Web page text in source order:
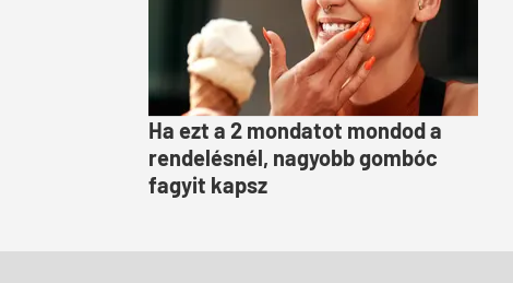
Ha ezt a 2 mondatot mondod a
rendelésnél, nagyobb gombóc
fagyit kapsz